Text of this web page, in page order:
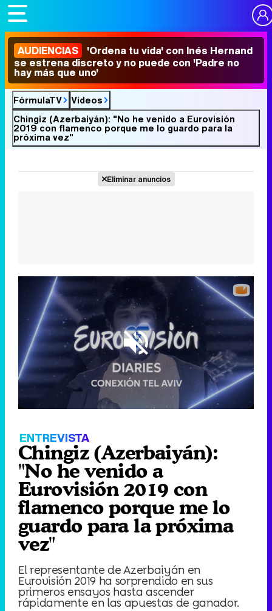
AUDIENCIAS 'Ordena tu vida' con Inés Hernand
se estrena discreto y no puede con 'Padre no
hay más que uno'
FórmulaTV
Vídeos
Chingiz (Azerbaiyán): "No he venido a Eurovisión
2019 con flamenco porque me lo guardo para la
próxima vez"
Eliminar anuncios
/
Loaded :
ENTREVISTA
Chingiz (Azerbaiyán):
"No he venido a
Eurovisión 2019 con
flamenco porque me lo
guardo para la próxima
vez"
El representante de Azerbaiyán en
Eurovisión 2019 ha sorprendido en sus
primeros ensayos hasta ascender
rápidamente en las apuestas de ganador.